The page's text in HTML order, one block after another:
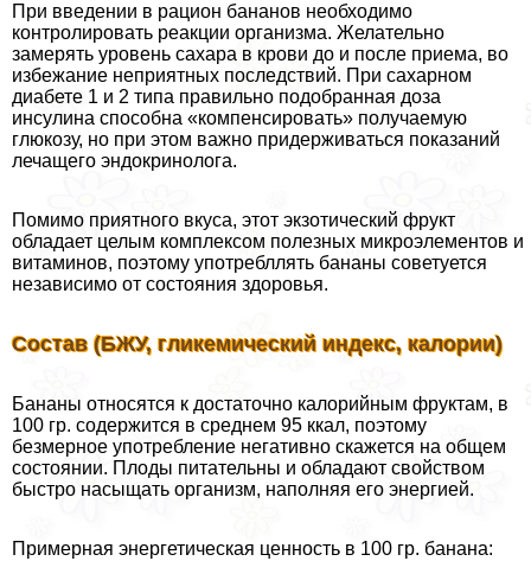
При введении в рацион бананов необходимо
контролировать реакции организма. Желательно
замерять уровень сахара в крови до и после приема, во
избежание неприятных последствий. При сахарном
диабете 1 и 2 типа правильно подобранная доза
инсулина способна «компенсировать» получаемую
глюкозу, но при этом важно придерживаться показаний
лечащего эндокринолога.
Помимо приятного вкуса, этот экзотический фрукт
обладает целым комплексом полезных микроэлементов и
витаминов, поэтому употрeбллять бананы советуется
независимо от состояния здоровья.
Состав (БЖУ, гликемический индекс, калории)
Бананы относятся к достаточно калорийным фруктам, в
100 гр. содержится в среднем 95 ккал, поэтому
безмерное употрeбление негативно скажется на общем
состоянии. Плоды питательны и обладают свойством
быстро насыщать организм, наполняя его энергией.
Примерная энергетическая ценность в 100 гр. банана: